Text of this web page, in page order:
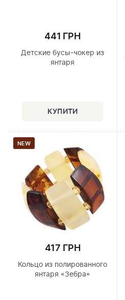
441 ГРН
Детские бусы-чокер из
янтаря
NEW
417 ГРН
Кольцо из полированного
янтаря «Зебра»